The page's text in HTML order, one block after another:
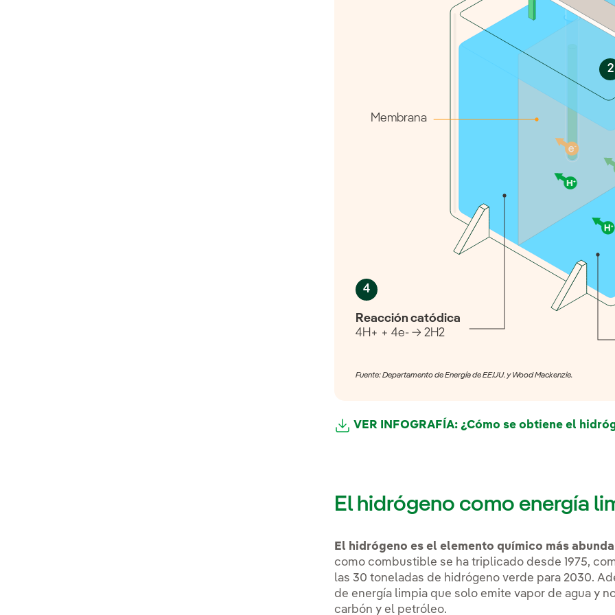
2
4
Reacción catódica
4H+ + 4e- → 2H2
Membrana
Fuente: Departamento de Energía de EE.UU. y Wood Mackenzie.
VER INFOGRAFÍA: ¿Cómo se obtiene el
El hidrógeno como energía
El hidrógeno es el elemento químico más
como combustible se ha triplicado desde 1975,
las 30 toneladas de hidrógeno verde para 2030.
de energía limpia que solo emite vapor de agua y
carbón y el petróleo.